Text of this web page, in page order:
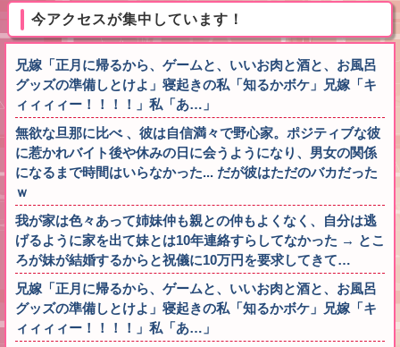
今アクセスが集中しています！
兄嫁「正月に帰るから、ゲームと、いいお肉と酒と、お風呂
グッズの準備しとけよ」寝起きの私「知るかボケ」兄嫁「キ
ィィィィー！！！！」私「あ…」
無欲な旦那に比べ 、彼は自信満々で野心家。ポジティブな彼
に惹かれバイト後や休みの日に会うようになり、男女の関係
になるまで時間はいらなかった... だが彼はただのバカだった
ｗ
我が家は色々あって姉妹仲も親との仲もよくなく、自分は逃
げるように家を出て妹とは10年連絡すらしてなかった → とこ
ろが妹が結婚するからと祝儀に10万円を要求してきて…
兄嫁「正月に帰るから、ゲームと、いいお肉と酒と、お風呂
グッズの準備しとけよ」寝起きの私「知るかボケ」兄嫁「キ
ィィィィー！！！！」私「あ…」